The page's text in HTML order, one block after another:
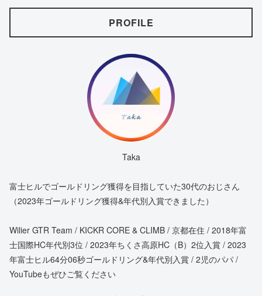
PROFILE
Taka
富士ヒルでゴールドリング獲得を目指していた30代のおじさん
（2023年ゴールドリング獲得&年代別入賞できました）
Wilier GTR Team / KICKR CORE & CLIMB / 京都在住 / 2018年富
士国際HC年代別3位 / 2023年ちくさ高原HC（B）2位入賞 / 2023
年富士ヒル64分06秒ゴールドリング&年代別入賞 / 2児のパパ /
YouTubeもぜひご覧ください